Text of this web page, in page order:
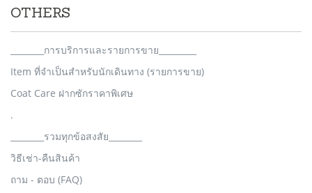
OTHERS
________การบริการและรายการขาย_________
Item ที่จำเป็นสำหรับนักเดินทาง (รายการขาย)
Coat Care ฝากซักราคาพิเศษ
.
________รวมทุกข้อสงสัย________
วิธีเช่า-คืนสินค้า
ถาม - ตอบ (FAQ)